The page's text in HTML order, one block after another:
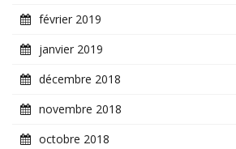
février 2019
janvier 2019
décembre 2018
novembre 2018
octobre 2018